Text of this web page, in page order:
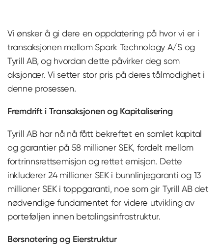
Vi ønsker å gi dere en oppdatering på hvor vi er i
transaksjonen mellom Spark Technology A/S og
Tyrill AB, og hvordan dette påvirker deg som
aksjonær. Vi setter stor pris på deres tålmodighet i
denne prosessen.
Fremdrift i Transaksjonen og Kapitalisering
Tyrill AB har nå nå fått bekreftet en samlet kapital
og garantier på 58 millioner SEK, fordelt mellom
fortrinnsrettsemisjon og rettet emisjon. Dette
inkluderer 24 millioner SEK i bunnlinjegaranti og 13
millioner SEK i toppgaranti, noe som gir Tyrill AB det
nødvendige fundamentet for videre utvikling av
porteføljen innen betalingsinfrastruktur.
Børsnotering og Eierstruktur